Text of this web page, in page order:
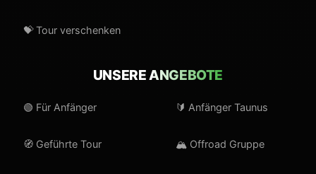
💝 Tour verschenken
UNSEREANGEBOTE
🟢 Für Anfänger 🔰 Anfänger Taunus
🧭 Geführte Tour 🏔️ Offroad Gruppe